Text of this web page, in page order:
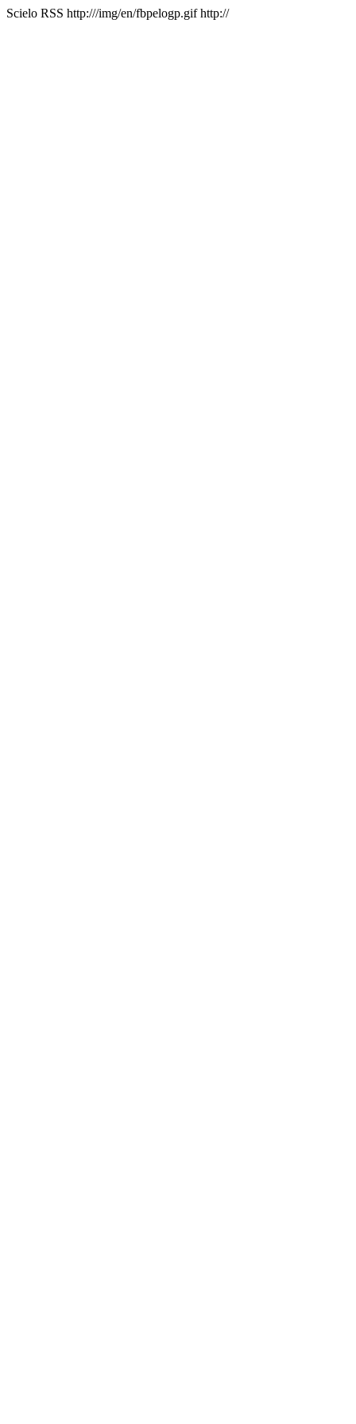
Scielo RSS http:///img/en/fbpelogp.gif http://